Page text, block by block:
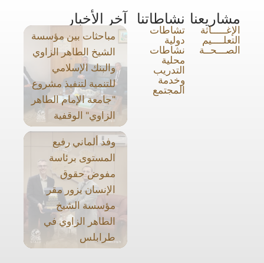
مشاريعنا
الإغـــــاثة
التعلــــيم
الصـــحــة
نشاطاتنا
تشاطات
دولية
نشاطات
محلية
التدريب
وخدمة
المجتمع
آخر الأخبار
مباحثات بين مؤسسة
الشيخ الطاهر الزاوي
والبنك الإسلامي
للتنمية لتنفيذ مشروع
"جامعة الإمام الطاهر
الزاوي" الوقفية
وفد ألماني رفيع
المستوى برئاسة
مفوض حقوق
الإنسان يزور مقر
مؤسسة الشيخ
الطاهر الزاوي في
طرابلس